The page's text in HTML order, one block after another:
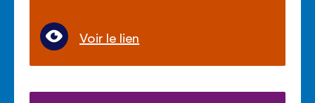
Voir le lien